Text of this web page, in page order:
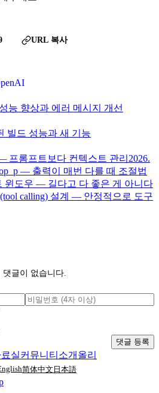
URL 복사
능 향상과 에러 메시지 개선
빌드 성능과 새 기능
프롬프트보다 컨텍스트 관리 2026.
— 출력이 매번 다를 때 조절법
윈도우 — 길다고 다 좋은 게 아니다
calling) 설계 — 안정적으로 도구
댓글이 없습니다.
댓글 등록
실커뮤니티 소개 올리
简体中文 日本語